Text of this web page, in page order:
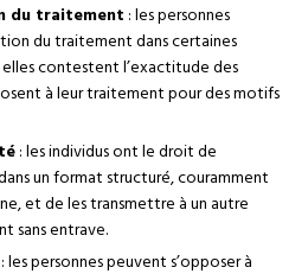
du traitement : les personnes
du traitement dans certaines
contestent l’exactitude des
à leur traitement pour des motifs
: les individus ont le droit de
un format structuré, couramment
et de les transmettre à un autre
sans entrave.
: les personnes peuvent s’opposer à